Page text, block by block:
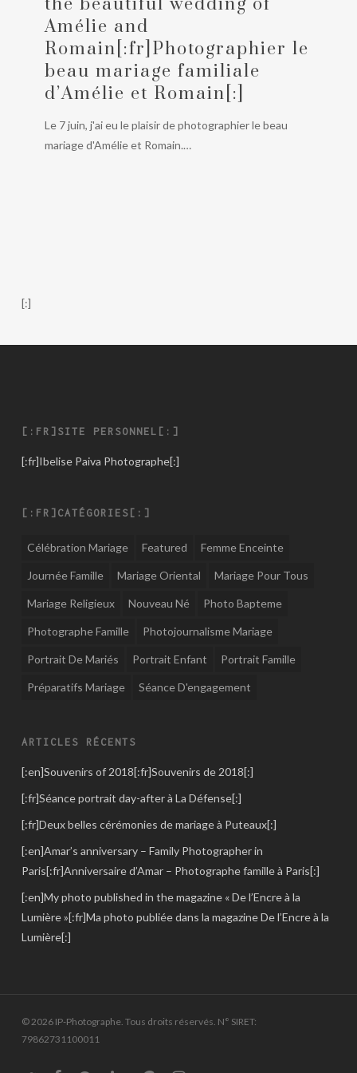
beautiful
wedding
Amélie
beau
the beautiful wedding of
Amélie and
Romain[:fr]Photographier le
beau mariage familiale
d’Amélie et Romain[:]
Le 7 juin, j'ai eu le plaisir de photographier le beau
mariage d'Amélie et Romain.…
[:]
[:FR]SITE PERSONNEL[:]
[:fr]Ibelise Paiva Photographe[:]
[:FR]CATÉGORIES[:]
Célébration Mariage Featured Femme Enceinte
Journée Famille Mariage Oriental Mariage Pour Tous
Mariage Religieux Nouveau Né Photo Bapteme
Photographe Famille Photojournalisme Mariage
Portrait De Mariés Portrait Enfant Portrait Famille
Préparatifs Mariage Séance D'engagement
ARTICLES RÉCENTS
[:en]Souvenirs of 2018[:fr]Souvenirs de 2018[:]
[:fr]Séance portrait day-after à La Défense[:]
[:fr]Deux belles cérémonies de mariage à Puteaux[:]
[:en]Amar’s anniversary – Family Photographer in
Paris[:fr]Anniversaire d’Amar – Photographe famille à Paris[:]
[:en]My photo published in the magazine « De l’Encre à la
Lumière »[:fr]Ma photo publiée dans la magazine De l’Encre à la
Lumière[:]
© 2026 IP-Photographe. Tous droits réservés. N° SIRET:
79862731100011